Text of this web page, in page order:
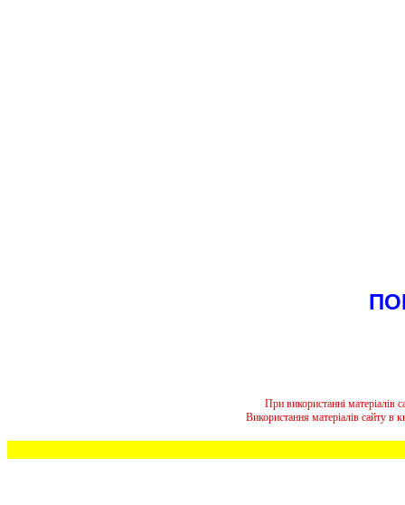
При використанні матеріалів
Використання матеріалів сайту в